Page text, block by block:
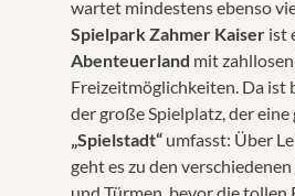
wartet mindestens ebenso
Spielpark Zahmer Kaiser ist
Abenteuerland mit
Freizeitmöglichkeiten. Da ist
der große Spielplatz, der eine
„Spielstadt“ umfasst: Über
geht es zu den
und Türmen, bevor die tollen